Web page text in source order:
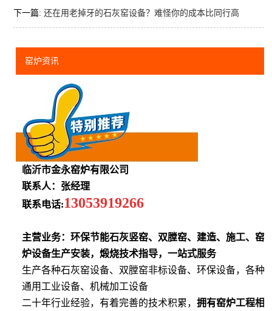
下一篇: 还在用老掉牙的石灰窑设备？难怪你的成本比同行高
窑炉资讯
临沂市金永窑炉有限公司
联系人：张经理
联系电话:13053919266
主营业务：环保节能石灰竖窑、双膛窑、建造、施工、窑
炉设备生产安装，煅烧技术指导，一站式服务
生产各种石灰窑设备、双膛窑非标设备、环保设备，各种
通用工业设备、机械加工设备
二十年行业经验，有着完善的技术积累，拥有窑炉工程相